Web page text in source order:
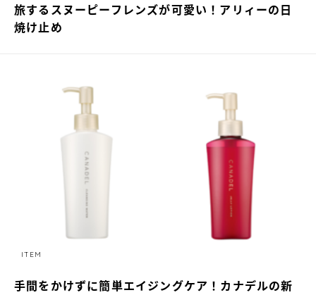
旅するスヌーピーフレンズが可愛い！アリィーの日
焼け止め
ITEM
手間をかけずに簡単エイジングケア！カナデルの新